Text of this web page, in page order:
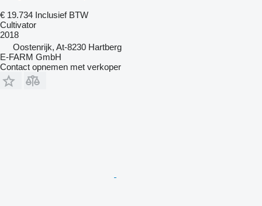
€ 19.734 Inclusief BTW
Cultivator
2018
Oostenrijk, At-8230 Hartberg
E-FARM GmbH
Contact opnemen met verkoper